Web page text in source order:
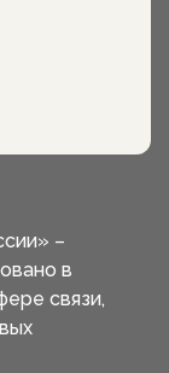
–
в
связи,